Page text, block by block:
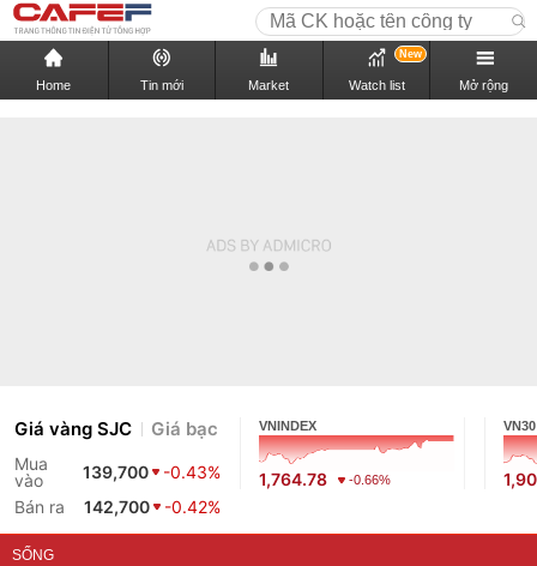
Home Tin mới Market Watch list
New
Mở rộng
Giá vàng SJC Giá bạc
Mua
vào
139,700
-0.43%
Bán ra
142,700 -0.42%
VNINDEX
1,764.78 -0.66%
VN30
SỐNG